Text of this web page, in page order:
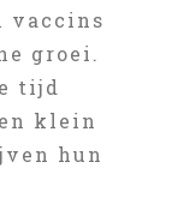
vaccins
groei.
tijd
klein
hun